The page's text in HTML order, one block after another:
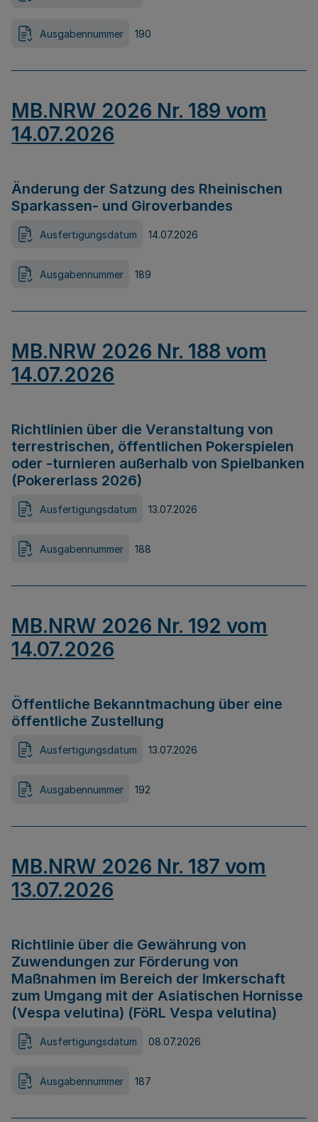
Ausgabennummer 190
MB.NRW 2026 Nr. 189 vom
14.07.2026
Änderung der Satzung des Rheinischen
Sparkassen- und Giroverbandes
Ausfertigungsdatum 14.07.2026
Ausgabennummer 189
MB.NRW 2026 Nr. 188 vom
14.07.2026
Richtlinien über die Veranstaltung von
terrestrischen, öffentlichen Pokerspielen
oder -turnieren außerhalb von Spielbanken
(Pokererlass 2026)
Ausfertigungsdatum 13.07.2026
Ausgabennummer 188
MB.NRW 2026 Nr. 192 vom
14.07.2026
Öffentliche Bekanntmachung über eine
öffentliche Zustellung
Ausfertigungsdatum 13.07.2026
Ausgabennummer 192
MB.NRW 2026 Nr. 187 vom
13.07.2026
Richtlinie über die Gewährung von
Zuwendungen zur Förderung von
Maßnahmen im Bereich der Imkerschaft
zum Umgang mit der Asiatischen Hornisse
(Vespa velutina) (FöRL Vespa velutina)
Ausfertigungsdatum 08.07.2026
Ausgabennummer 187